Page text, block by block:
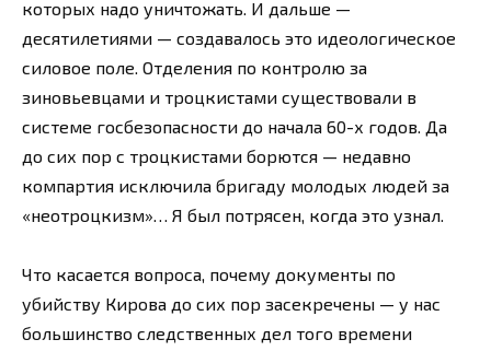
которых надо уничтожать. И дальше —
десятилетиями — создавалось это идеологическое
силовое поле. Отделения по контролю за
зиновьевцами и троцкистами существовали в
системе госбезопасности до начала 60-х годов. Да
до сих пор с троцкистами борются — недавно
компартия исключила бригаду молодых людей за
«неотроцкизм»… Я был потрясен, когда это узнал.
Что касается вопроса, почему документы по
убийству Кирова до сих пор засекречены — у нас
большинство следственных дел того времени